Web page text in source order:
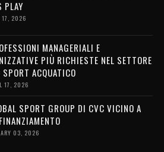
PLAY
17, 2026
MANAGERIALI E
PIÙ RICHIESTE NEL SETTORE
SPORT ACQUATICO
17, 2026
SPORT GROUP DI CVC VICINO A
03, 2026